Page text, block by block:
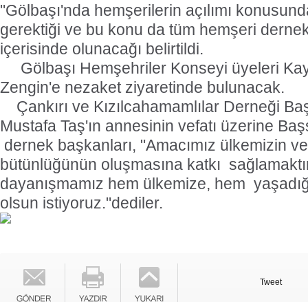
"Gölbaşı'nda hemşerilerin açılımı
gerektiği ve bu konu da tüm hemşeri
içerisinde olunacağı belirtildi.
Gölbaşı Hemşehriler Konseyi üyeleri
Zengin'e nezaket ziyaretinde bulunacak.
Çankırı ve Kızılcahamamlılar Derneği
Mustafa Taş'ın annesinin vefatı üzerine
dernek başkanları, "Amacımız ülkemizin
bütünlüğünün oluşmasına katkı
dayanışmamız hem ülkemize, hem
olsun istiyoruz."dediler.
Tweet